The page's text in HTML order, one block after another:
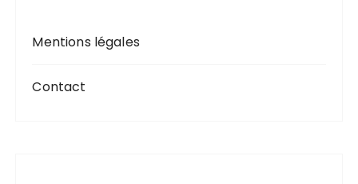
Mentions légales
Contact